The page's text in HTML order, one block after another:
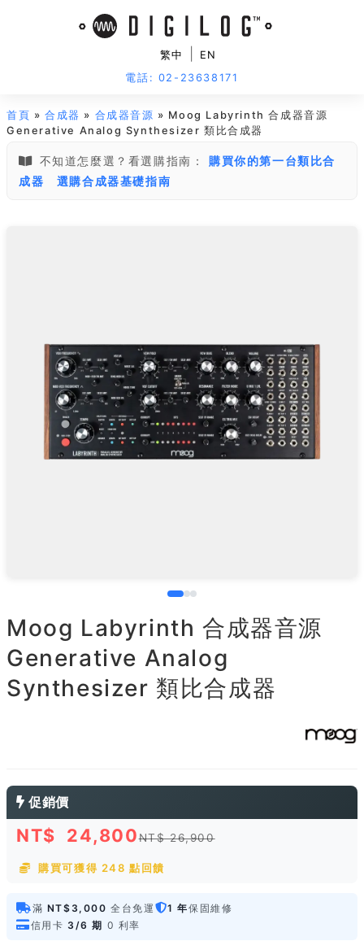
繁中
EN
電話: 02-23638171
首頁 »合成器 » 合成器音源 » Moog Labyrinth 合成器音源
Generative Analog Synthesizer 類比合成器
不知道怎麼選？看選購指南：
購買你的第一台類比合
成器
選購合成器基礎指南
Moog Labyrinth 合成器音源
Generative Analog
Synthesizer 類比合成器
促銷價
NT$ 24,800NT$ 26,900
購買可獲得 248 點回饋
滿 NT$3,000 全台免運 1 年保固維修
信用卡 3/6 期 0 利率